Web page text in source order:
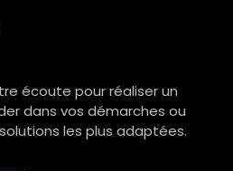
écoute pour réaliser un
dans vos démarches ou
les plus adaptées.